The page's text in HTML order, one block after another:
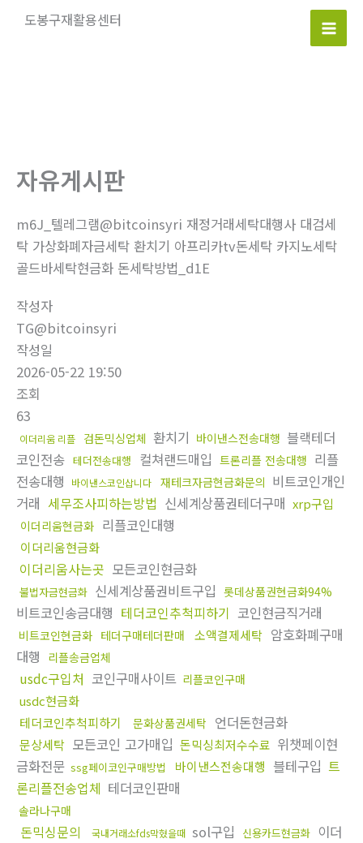
도봉구재활용센터
Main
자유게시판
m6J_텔레그램@bitcoinsyri 재정거래세탁대행사 대검세
탁 가상화폐자금세탁 환치기 아프리카tv돈세탁 카지노세탁
골드바세탁현금화 돈세탁방법_d1E
작성자
TG@bitcoinsyri
작성일
2026-05-22 19:50
조회
63
이더리움 리플 검돈믹싱업체 환치기 바이낸스전송대행 블랙테더
코인전송 테더전송대행 컬쳐랜드매입 트론리플 전송대행 리플
전송대행
바이낸스코인삽니다 재테크자금현금화문의 비트코인개인
거래 세무조사피하는방법 신세계상품권테더구매 xrp구입
이더리움현금화 리플코인대행
이더리움현금화
이더리움사는곳 모든코인현금화
불법자금현금화 신세계상품권비트구입 롯데상품권현금화94%
비트코인송금대행 테더코인추척피하기 코인현금직거래
비트코인현금화 테더구매테더판매 소액결제세탁 암호화폐구매
대행 리플송금업체
usdc구입처 코인구매사이트 리플코인구매
usdc현금화
테더코인추척피하기
문화상품권세탁 언더돈현금화
문상세탁 모든코인 고가매입 돈믹싱최저수수료 위챗페이현
금화전문 ssg페이코인구매방법 바이낸스전송대행 블테구입 트
론리플전송업체 테더코인판매
솔라나구매
돈믹싱문의 국내거래소fds막혔을때 sol구입 신용카드현금화 이더